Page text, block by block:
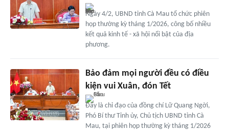
Ngày 4/2, UBND tỉnh Cà Mau tổ chức phiên
họp thường kỳ tháng 1/2026, công bố nhiều
kết quả kinh tế - xã hội nổi bật của địa
phương.
Bảo đảm mọi người đều có điều
kiện vui Xuân, đón Tết
Đây là chỉ đạo của đồng chí Lữ Quang Ngời,
Phó Bí thư Tỉnh ủy, Chủ tịch UBND tỉnh Cà
Mau, tại phiên họp thường kỳ tháng 1/2026